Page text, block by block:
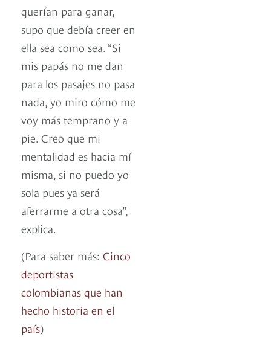
querían para ganar,
supo que debía creer en
ella sea como sea. “Si
mis papás no me dan
para los pasajes no pasa
nada, yo miro cómo me
voy más temprano y a
pie. Creo que mi
mentalidad es hacia mí
misma, si no puedo yo
sola pues ya será
aferrarme a otra cosa”,
explica.
(Para saber más: Cinco
deportistas
colombianas que han
hecho historia en el
país)